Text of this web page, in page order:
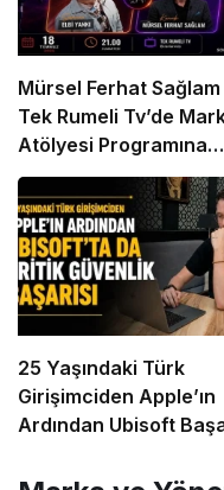
Mürsel Ferhat Sağlam
Tek Rumeli Tv’de
Atölyesi Programına
Konuk Oldu
25 Yaşındaki Türk
Girişimciden Apple’ın
Ardından Ubisoft